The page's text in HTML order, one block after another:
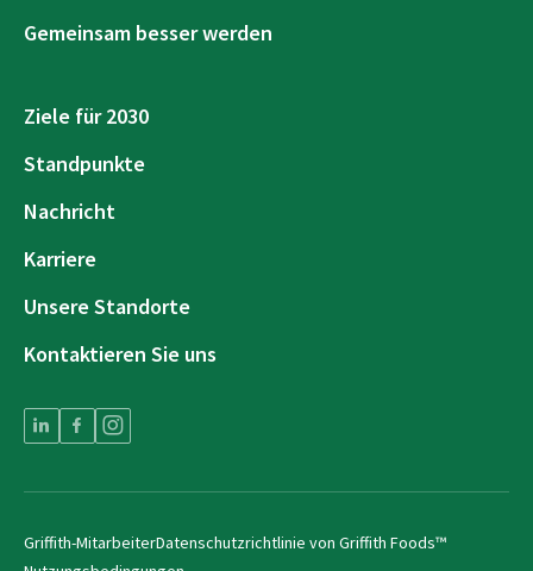
Gemeinsam besser werden
Ziele für 2030
Standpunkte
Nachricht
Karriere
Unsere Standorte
Kontaktieren Sie uns
Griffith-MitarbeiterDatenschutzrichtlinie von Griffith Foods™